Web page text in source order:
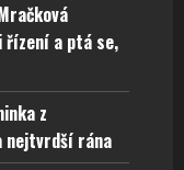
řízení a ptá se,
z
nejtvrdší rána